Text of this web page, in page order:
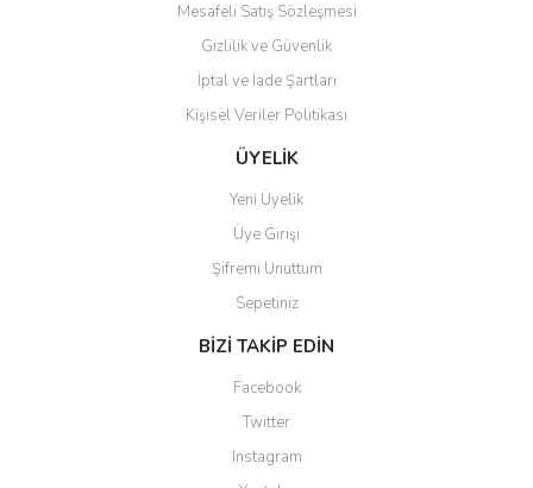
Mesafeli Satış Sözleşmesi
Gizlilik ve Güvenlik
İptal ve İade Şartları
Kişisel Veriler Politikası
ÜYELİK
Yeni Üyelik
Üye Girişi
Şifremi Unuttum
Sepetiniz
BİZİ TAKİP EDİN
Facebook
Twitter
Instagram